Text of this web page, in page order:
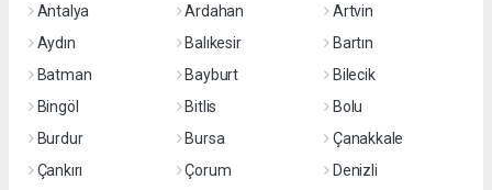
Antalya
Ardahan
Artvin
Aydın
Balıkesir
Bartın
Batman
Bayburt
Bilecik
Bingöl
Bitlis
Bolu
Burdur
Bursa
Çanakkale
Çankırı
Çorum
Denizli